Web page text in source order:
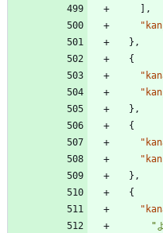
,
} ,
{
} ,
{
} ,
{
"